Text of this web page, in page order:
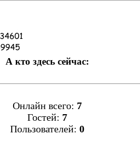
А кто здесь сейчас:
Онлайн всего: 7
Гостей: 7
Пользователей: 0